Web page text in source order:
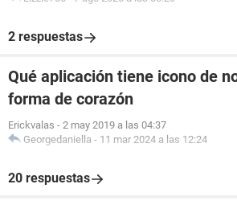
2 respuestas
Qué aplicación tiene icono de
forma de corazón
Erickvalas - 2 may 2019 a las 04:37
Georgedaniella - 11 mar 2024 a las 12:24
20 respuestas